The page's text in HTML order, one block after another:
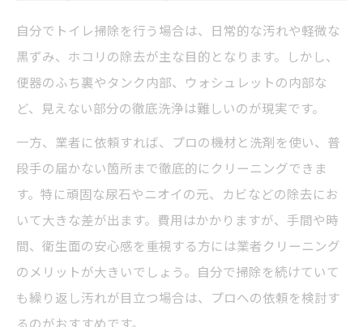
自分でトイレ掃除を行う場合は、日常的な汚れや軽微な
黒ずみ、ホコリの除去が主な目的となります。しかし、
便器のふち裏やタンク内部、ウォシュレットの内部な
ど、見えない部分の徹底洗浄は難しいのが現実です。
一方、業者に依頼すれば、プロの機材と洗剤を使い、普
段手の届かない箇所まで徹底的にクリーニングできま
す。特に頑固な尿石やニオイの元、カビなどの除去にお
いて大きな差が出ます。費用はかかりますが、手間や時
間、衛生面の安心感を重視する方には業者クリーニング
のメリットが大きいでしょう。自分で掃除を続けていて
も繰り返し汚れが目立つ場合は、プロへの依頼を検討す
るのがおすすめです。